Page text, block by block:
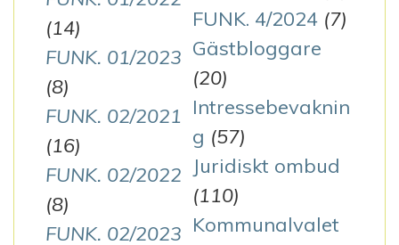
(14)
FUNK. 01/2023
(8)
FUNK. 02/2021
(16)
FUNK. 02/2022
(8)
FUNK. 02/2023
FUNK. 4/2024 (7)
Gästbloggare
(20)
Intressebevaknin
g (57)
Juridiskt ombud
(110)
Kommunalvalet